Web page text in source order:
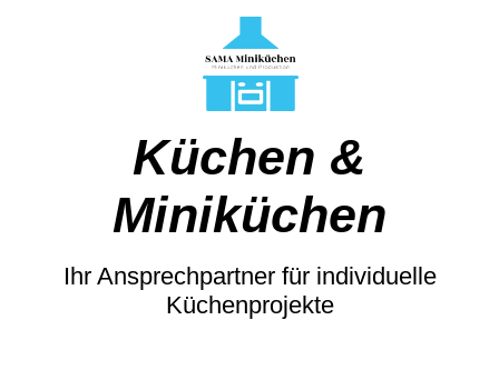
Küchen &
Miniküchen
Ihr Ansprechpartner für individuelle
Küchenprojekte